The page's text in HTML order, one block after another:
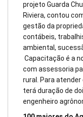
projeto Guarda
Riviera, contou
gestão da
contábeis,
ambiental,
Capacitação é a
com assessoria
rural. Para
terá duração de
engenheiro